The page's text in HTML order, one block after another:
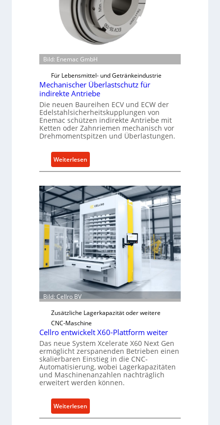
Bild: Enemac GmbH
Für Lebensmittel- und Getränkeindustrie
Mechanischer Überlastschutz für
indirekte Antriebe
Die neuen Baureihen ECV und ECW der
Edelstahlsicherheitskupplungen von
Enemac schützen indirekte Antriebe mit
Ketten oder Zahnriemen mechanisch vor
Drehmomentspitzen und Überlastungen.
Weiterlesen
M
h
a
n
i
s
c
h
e
r
Ü
b
e
r
l
a
s
t
s
c
t
Bild: Cellro BV
Zusätzliche Lagerkapazität oder weitere
CNC-Maschine
Cellro entwickelt X60-Plattform weiter
Das neue System Xcelerate X60 Next Gen
ermöglicht zerspanenden Betrieben einen
skalierbaren Einstieg in die CNC-
Automatisierung, wobei Lagerkapazitäten
und Maschinenanzahlen nachträglich
erweitert werden können.
Weiterlesen
C